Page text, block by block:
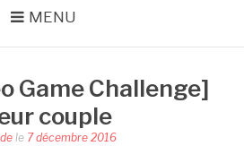
MENU
Game Challenge]
couple
le 7 décembre 2016